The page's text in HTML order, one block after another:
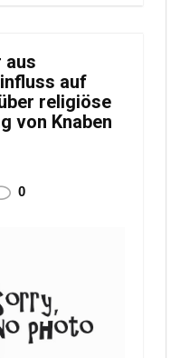
aus
auf
religiöse
von Knaben
0